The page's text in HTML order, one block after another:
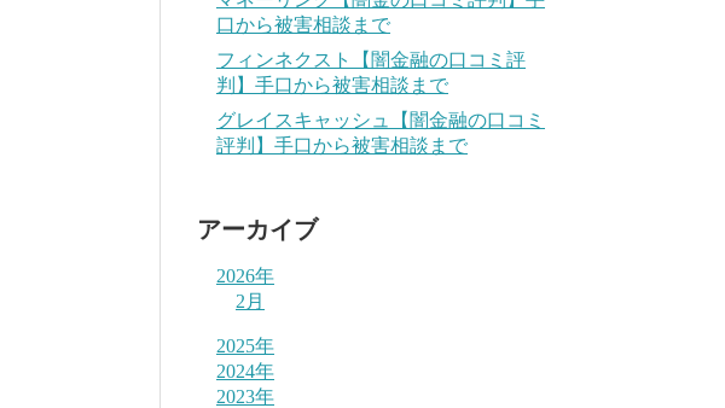
口から被害相談まで
フィンネクスト【闇金融の口コミ評
判】手口から被害相談まで
グレイスキャッシュ【闇金融の口コミ
評判】手口から被害相談まで
アーカイブ
2026年
2月
2025年
2024年
2023年